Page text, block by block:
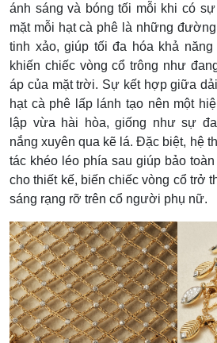
ánh sáng và bóng tối mỗi khi có
mặt mỗi hạt cà phê là những
tinh xảo, giúp tối đa hóa khả
khiến chiếc vòng cổ trông như
áp của mặt trời. Sự kết hợp giữa
hạt cà phê lấp lánh tạo nên một
lập vừa hài hòa, giống như sự
nắng xuyên qua kẽ lá. Đặc biệt, hệ
tác khéo léo phía sau giúp bảo
cho thiết kế, biến chiếc vòng cổ trở
sáng rạng rỡ trên cổ người phụ nữ.